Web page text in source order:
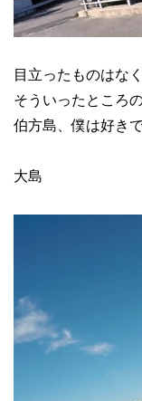
目立ったものはな
そういったところ
伯方島、僕は好き
大島